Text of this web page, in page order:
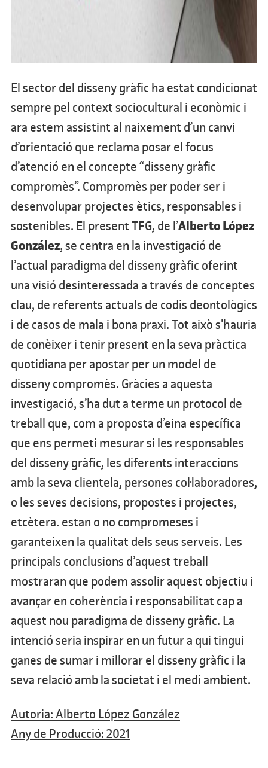
El sector del disseny gràfic ha estat condicionat
sempre pel context sociocultural i econòmic i
ara estem assistint al naixement d’un canvi
d’orientació que reclama posar el focus
d’atenció en el concepte “disseny gràfic
compromès”. Compromès per poder ser i
desenvolupar projectes ètics, responsables i
sostenibles. El present TFG, de l’Alberto López
González, se centra en la investigació de
l’actual paradigma del disseny gràfic oferint
una visió desinteressada a través de conceptes
clau, de referents actuals de codis deontològics
i de casos de mala i bona praxi. Tot això s’hauria
de conèixer i tenir present en la seva pràctica
quotidiana per apostar per un model de
disseny compromès. Gràcies a aquesta
investigació, s’ha dut a terme un protocol de
treball que, com a proposta d’eina específica
que ens permeti mesurar si les responsables
del disseny gràfic, les diferents interaccions
amb la seva clientela, persones col·laboradores,
o les seves decisions, propostes i projectes,
etcètera. estan o no compromeses i
garanteixen la qualitat dels seus serveis. Les
principals conclusions d’aquest treball
mostraran que podem assolir aquest objectiu i
avançar en coherència i responsabilitat cap a
aquest nou paradigma de disseny gràfic. La
intenció seria inspirar en un futur a qui tingui
ganes de sumar i millorar el disseny gràfic i la
seva relació amb la societat i el medi ambient.
Autoria: Alberto López González
Any de Producció: 2021